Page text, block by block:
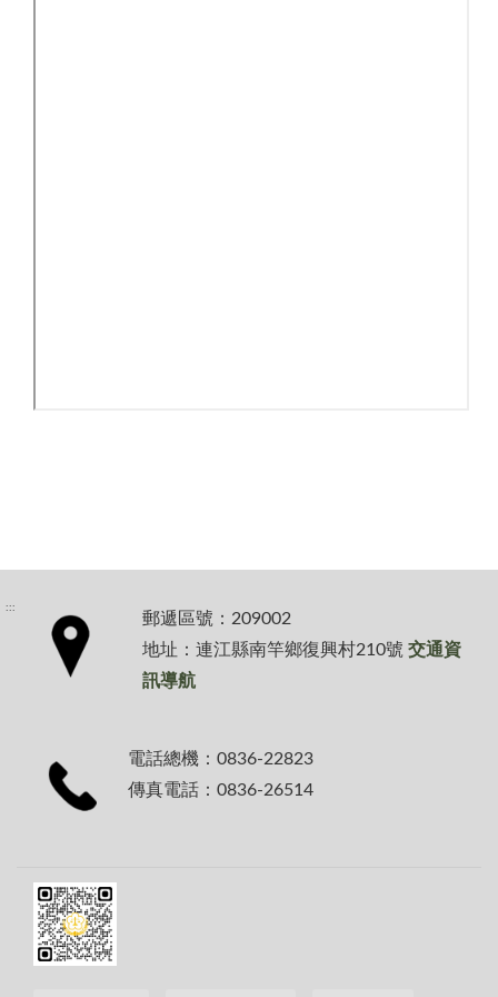
:::
郵遞區號：209002
地址：連江縣南竿鄉復興村210號 交通資
訊導航
電話總機：0836-22823
傳真電話：0836-26514